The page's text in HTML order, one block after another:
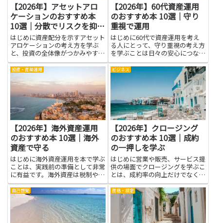
【2026年】アセットアロ
ケーションのおすすめ本
10選｜分散でリスクを抑え
る
はじめに資産配分を示すアセット
アロケーションの考え方を学ぶ
と、投資の全体像がつかみやすく
なります。分散を意識すること
で、一つの資産の値動きに過度に
左右されにくくなり、リスクを抑
えながら目標に合わせた組み立て
が可能です。書籍で体系的に学べ
【2026年】60代資産運用
のおすすめ本 10選｜守り
重視で運用
はじめに60代で資産運用を考え
る人にとって、守り重視の考え方
を学ぶことは日々の安心につなが
ります。資産を減らさないことを
優先する運用は、生活費や医療
費、想定外の出費に備える力を高
めます。本を通して基本的な用語
や金融商品の特徴、リスクの分散
方...
投資・資産運用
【2026年】海外資産運用
のおすすめ本 10選｜海外
資産で守る
はじめに海外資産運用を本で学ぶ
ことは、実践前の準備として非常
に有益です。海外資産は税制や法
制度、為替変動といった国内資産
とは異なる要素が絡むため、基礎
知識を身につけるだけで判断の精
度がぐっと高まります。本を通し
て基礎用語やリスクの考え方、
ビジネス
【2026年】クロージング
のおすすめ本 10選｜成約
の一押しを学ぶ
はじめに営業や販売、サービス提
供の場面でクロージングを学ぶこ
とは、成約率の向上だけでなく、
顧客との信頼関係を築く力を育て
る点で大きな意味があります。言
葉の選び方やタイミング、相手の
ニーズを引き出す質問力が身につ
けば、強引な売り方を避けつつ
自己啓発 資格・検定